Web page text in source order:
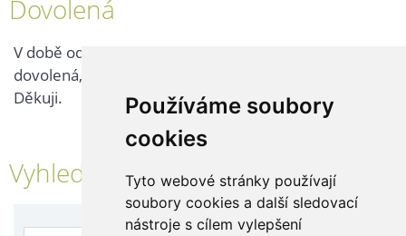
Používáme soubory
cookies
Tyto webové stránky používají
soubory cookies a další sledovací
nástroje s cílem vylepšení
Dovolená
V době od 25. 7. - 2. 8. 2026 probíhá v naší firmě
dovolená, kontaktujte nás až po jejím ukončení.
Děkuji.
Vyhledávání